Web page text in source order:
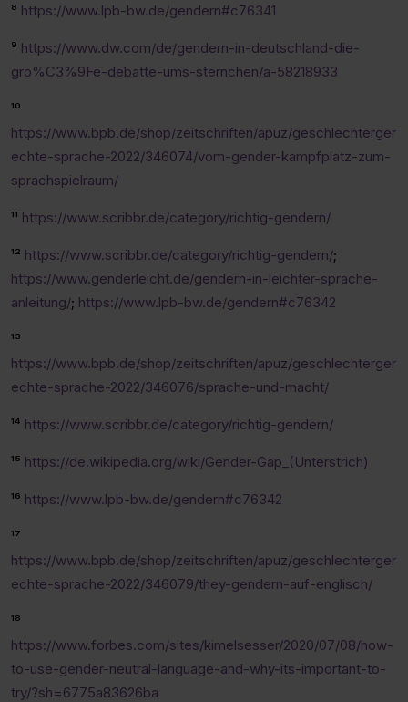
⁸ https://www.lpb-bw.de/gendern#c76341
⁹ https://www.dw.com/de/gendern-in-deutschland-die-
gro%C3%9Fe-debatte-ums-sternchen/a-58218933
¹⁰
https://www.bpb.de/shop/zeitschriften/apuz/geschlechterger
echte-sprache-2022/346074/vom-gender-kampfplatz-zum-
sprachspielraum/
¹¹ https://www.scribbr.de/category/richtig-gendern/
¹² https://www.scribbr.de/category/richtig-gendern/;
https://www.genderleicht.de/gendern-in-leichter-sprache-
anleitung/; https://www.lpb-bw.de/gendern#c76342
¹³
https://www.bpb.de/shop/zeitschriften/apuz/geschlechterger
echte-sprache-2022/346076/sprache-und-macht/
¹⁴ https://www.scribbr.de/category/richtig-gendern/
¹⁵ https://de.wikipedia.org/wiki/Gender-Gap_(Unterstrich)
¹⁶ https://www.lpb-bw.de/gendern#c76342
¹⁷
https://www.bpb.de/shop/zeitschriften/apuz/geschlechterger
echte-sprache-2022/346079/they-gendern-auf-englisch/
¹⁸
https://www.forbes.com/sites/kimelsesser/2020/07/08/how-
to-use-gender-neutral-language-and-why-its-important-to-
try/?sh=6775a83626ba